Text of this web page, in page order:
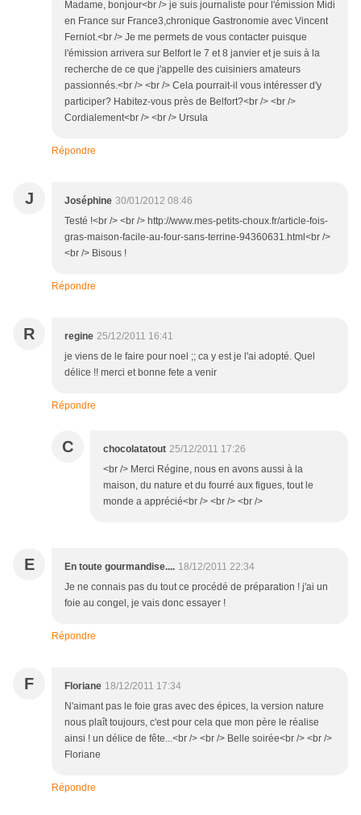
Madame, bonjour<br /> je suis journaliste pour l'émission Midi
en France sur France3,chronique Gastronomie avec Vincent
Ferniot.<br /> Je me permets de vous contacter puisque
l'émission arrivera sur Belfort le 7 et 8 janvier et je suis à la
recherche de ce que j'appelle des cuisiniers amateurs
passionnés.<br /> <br /> Cela pourrait-il vous intéresser d'y
participer? Habitez-vous près de Belfort?<br /> <br />
Cordialement<br /> <br /> Ursula
Répondre
J Joséphine 30/01/2012 08:46
Testé !<br /> <br /> http://www.mes-petits-choux.fr/article-fois-
gras-maison-facile-au-four-sans-terrine-94360631.html<br />
<br /> Bisous !
Répondre
R regine 25/12/2011 16:41
je viens de le faire pour noel ;; ca y est je l'ai adopté. Quel
délice !! merci et bonne fete a venir
Répondre
C chocolatatout 25/12/2011 17:26
<br /> Merci Régine, nous en avons aussi à la
maison, du nature et du fourré aux figues, tout le
monde a apprécié<br /> <br /> <br />
E En toute gourmandise.... 18/12/2011 22:34
Je ne connais pas du tout ce procédé de préparation ! j'ai un
foie au congel, je vais donc essayer !
Répondre
F Floriane 18/12/2011 17:34
N'aimant pas le foie gras avec des épices, la version nature
nous plaît toujours, c'est pour cela que mon père le réalise
ainsi ! un délice de fête...<br /> <br /> Belle soirée<br /> <br />
Floriane
Répondre